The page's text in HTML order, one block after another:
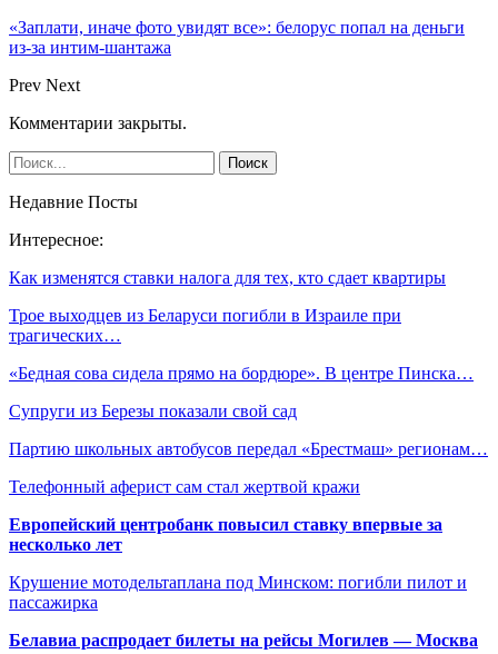
«Заплати, иначе фото увидят все»: белорус попал на деньги
из-за интим-шантажа
Prev Next
Комментарии закрыты.
Недавние Посты
Интересное:
Как изменятся ставки налога для тех, кто сдает квартиры
Трое выходцев из Беларуси погибли в Израиле при
трагических…
«Бедная сова сидела прямо на бордюре». В центре Пинска…
Супруги из Березы показали свой сад
Партию школьных автобусов передал «Брестмаш» регионам…
Телефонный аферист сам стал жертвой кражи
Европейский центробанк повысил ставку впервые за
несколько лет
Крушение мотодельтаплана под Минском: погибли пилот и
пассажирка
Белавиа распродает билеты на рейсы Могилев — Москва